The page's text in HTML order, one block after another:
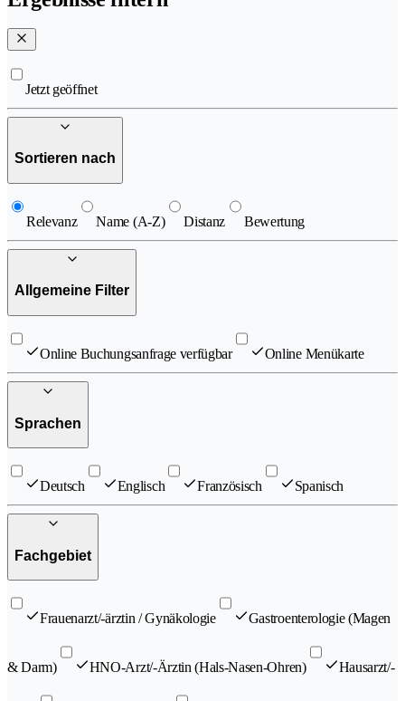
Jetzt geöffnet
Sortieren nach
Relevanz Name (A-Z) Distanz Bewertung
Allgemeine Filter
Online Buchungsanfrage verfügbar Online Menükarte
Sprachen
Deutsch Englisch Französisch Spanisch
Fachgebiet
Frauenarzt/-ärztin / Gynäkologie Gastroenterologie (Magen
& Darm) HNO-Arzt/-Ärztin (Hals-Nasen-Ohren) Hausarzt/-